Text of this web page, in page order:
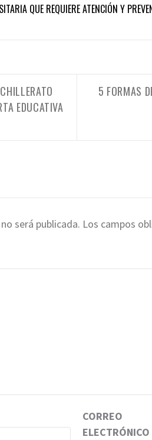
QUE REQUIERE ATENCIÓN Y
EDUCATIVA
5 FORMAS
será publicada. Los campos
CORREO
ELECTRÓNICO